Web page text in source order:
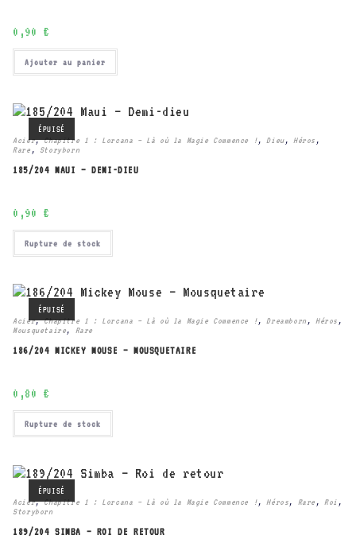
0,90 €
Ajouter au panier
ÉPUISÉ
Acier,Chapitre 1 : Lorcana – Là où la Magie Commence !, Dieu, Héros ,
Rare , Storyborn
185/204 MAUI – DEMI-DIEU
0,90 €
Rupture de stock
ÉPUISÉ
Acier,Chapitre 1 : Lorcana – Là où la Magie Commence !, Dreamborn , Héros ,
Mousquetaire, Rare
186/204 MICKEY MOUSE – MOUSQUETAIRE
0,80 €
Rupture de stock
ÉPUISÉ
Acier,Chapitre 1 : Lorcana – Là où la Magie Commence !, Héros, Rare , Roi ,
Storyborn
189/204 SIMBA – ROI DE RETOUR